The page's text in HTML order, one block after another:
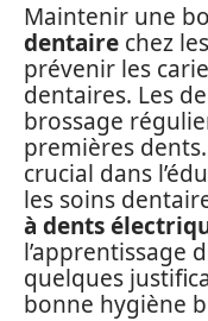
Maintenir une
dentaire chez
prévenir les
dentaires. Les
brossage
premières
crucial dans
les soins
à dents
l’apprentissage
quelques
bonne hygiène